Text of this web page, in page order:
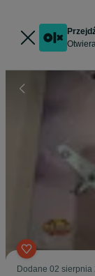
Dodane 02 sierpnia